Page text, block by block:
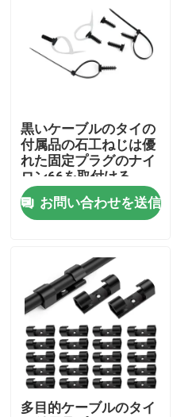
接触
ビデオ
ジッパー ケーブルのタイ
ナイロン ケーブルのタイ
ケーブルのタイの付属品
ケーブルのマーカーの版
電気ケーブル腺
黒いケーブルのタイの
付属品の石工ねじは優
れた固定プラグのナイ
ロン66を取付ける
お問い合わせを送信
多目的ケーブルのタイ